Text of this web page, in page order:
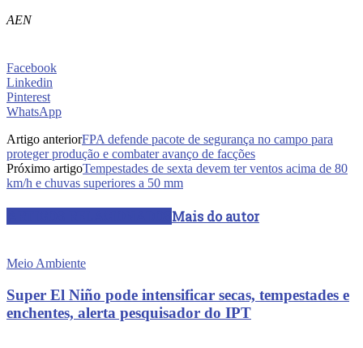
AEN
Facebook
Linkedin
Pinterest
WhatsApp
Artigo anteriorFPA defende pacote de segurança no campo para
proteger produção e combater avanço de facções
Próximo artigoTempestades de sexta devem ter ventos acima de 80
km/h e chuvas superiores a 50 mm
Mais do autor
Meio Ambiente
Super El Niño pode intensificar secas, tempestades e
enchentes, alerta pesquisador do IPT